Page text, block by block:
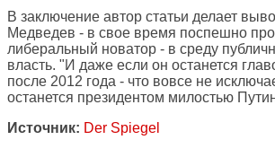
В заключение автор статьи делает
Медведев - в свое время поспешно
либеральный новатор - в среду
власть. "И даже если он останется
после 2012 года - что вовсе не
останется президентом милостью
Источник: Der Spiegel